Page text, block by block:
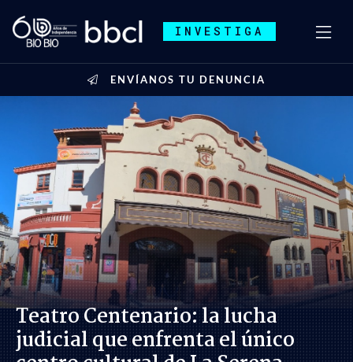
INVESTIGA
ENVÍANOS TU DENUNCIA
Teatro Centenario: la lucha
judicial que enfrenta el único